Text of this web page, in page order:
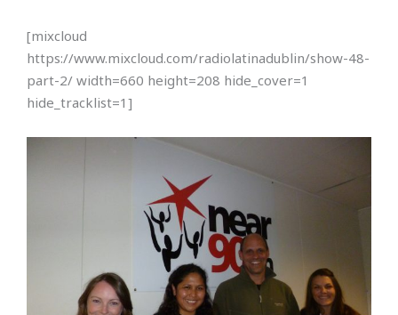
[mixcloud
https://www.mixcloud.com/radiolatinadublin/show-48-
part-2/ width=660 height=208 hide_cover=1
hide_tracklist=1]